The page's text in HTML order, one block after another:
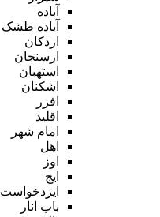
آباده
آباده طشک
اردکان
ارسنجان
استهبان
اشکنان
افزر
اقلید
امام شهر
اهل
اوز
ایج
ایزدخواست
باب انار